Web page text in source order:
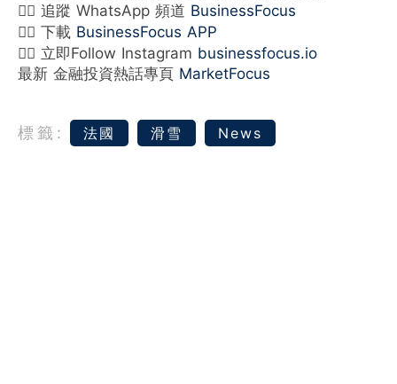
👉🏻 追蹤 WhatsApp 頻道 BusinessFocus
👉🏻 下載 BusinessFocus APP
👉🏻 立即Follow Instagram businessfocus.io
最新 金融投資熱話專頁 MarketFocus
標籤: 法國 滑雪 News